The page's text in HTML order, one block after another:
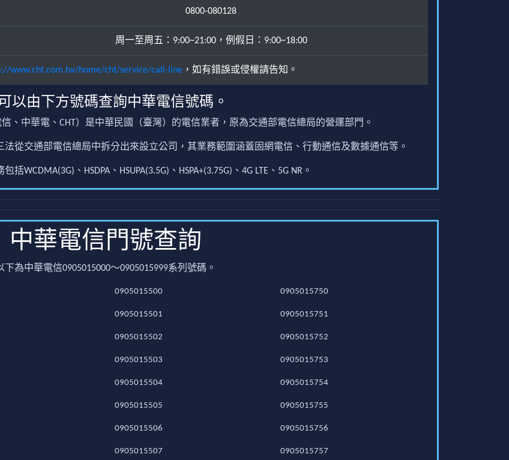
0800-080128
周一至周五：9:00~21:00，例假日：9:00~18:00
www.cht.com.tw/home/cht/service/call-line，如有錯誤或侵權請告知。
以由下方號碼查詢中華電信號碼。
、中華電、CHT）是中華民國（臺灣）的電信業者，原為交通部電信總局的營運部門。
從交通部電信總局中拆分出來設立公司，其業務範圍涵蓋固網電信、行動通信及數據通信等。
WCDMA(3G)、HSDPA、HSUPA(3.5G)、HSPA+(3.75G)、4G LTE、5G NR。
中華電信門號查詢
下為中華電信0905015000～0905015999系列號碼。
0905015500
0905015501
0905015502
0905015503
0905015504
0905015505
0905015506
0905015507
0905015750
0905015751
0905015752
0905015753
0905015754
0905015755
0905015756
0905015757